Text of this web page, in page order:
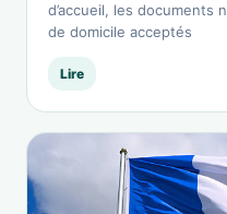
d’accueil, les documents
de domicile acceptés
Lire